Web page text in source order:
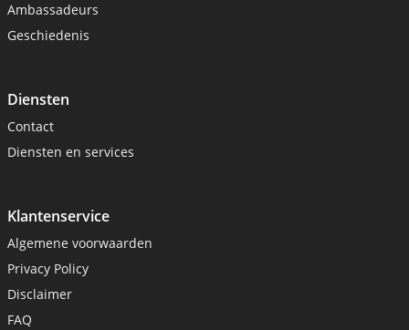
Ambassadeurs
Geschiedenis
Diensten
Contact
Diensten en services
Klantenservice
Algemene voorwaarden
Privacy Policy
Disclaimer
FAQ